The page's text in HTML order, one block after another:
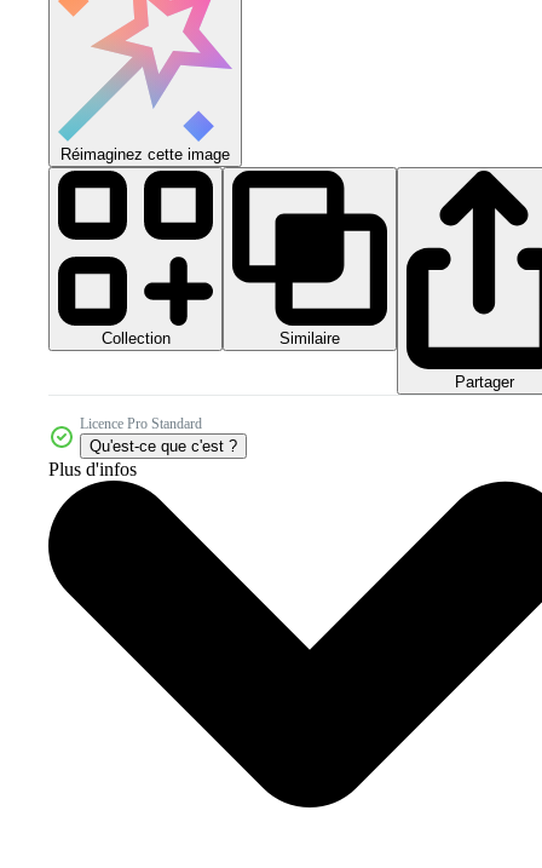
Réimaginez cette image
Collection Similaire
Partager
Licence Pro Standard
Qu'est-ce que c'est ?
Plus d'infos